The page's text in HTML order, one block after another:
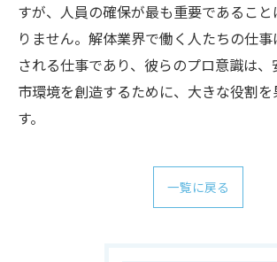
すが、人員の確保が最も重要であるこ
りません。解体業界で働く人たちの仕
される仕事であり、彼らのプロ意識は
市環境を創造するために、大きな役割を
す。
一覧に戻る